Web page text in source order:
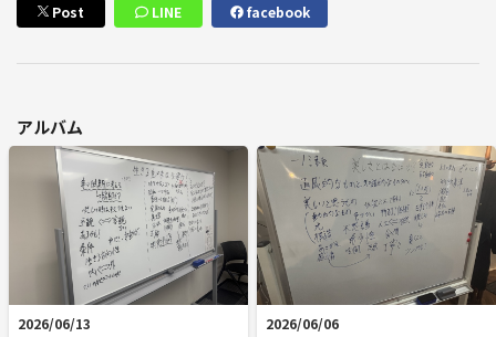
Post LINE facebook
アルバム
2026/06/13
2026/06/06